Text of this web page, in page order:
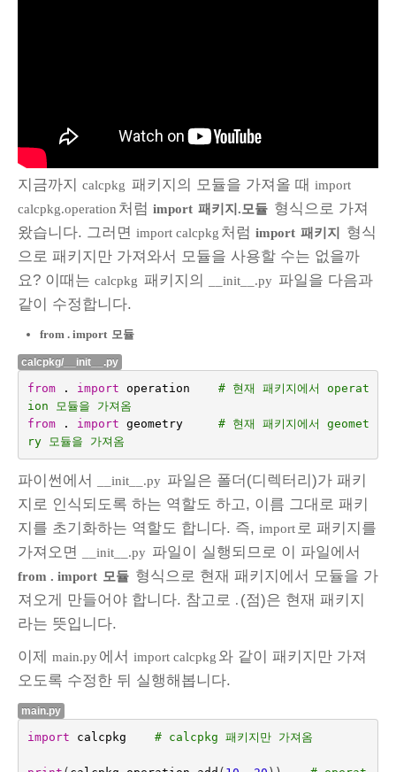
지금까지 calcpkg 패키지의 모듈을 가져올 때 import
calcpkg.operation 처럼 import 패키지.모듈 형식으로 가져
왔습니다. 그러면 import calcpkg 처럼 import 패키지
형식
으로 패키지만 가져와서 모듈을 사용할 수는 없을까
요? 이때는 calcpkg 패키지의 __init__.py 파일을 다음과
같이 수정합니다.
from . import 모듈
calcpkg/__init__.py
from . import operation
# 현재 패키지에서 operat
ion 모듈을 가져옴
from
. import geometry
# 현재 패키지에서 geomet
ry 모듈을 가져옴
파이썬에서 __init__.py 파일은 폴더(디렉터리)가 패키
지로 인식되도록 하는 역할도 하고, 이름 그대로 패키
지를 초기화하는 역할도 합니다. 즉, import로 패키지를
가져오면
__init__.py 파일이 실행되므로 이 파일에서
from . import 모듈 형식으로 현재 패키지에서 모듈을 가
져오게 만들어야 합니다. 참고로 . (점)은 현재 패키지
라는 뜻입니다.
이제 main.py에서 import calcpkg 와 같이 패키지만 가져
오도록 수정한 뒤 실행해봅니다.
main.py
import calcpkg # calcpkg 패키지만 가져옴